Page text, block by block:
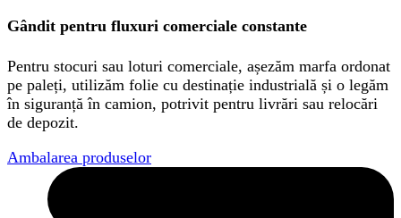
Gândit pentru fluxuri comerciale constante
Pentru stocuri sau loturi comerciale, așezăm marfa ordonat
pe paleți, utilizăm folie cu destinație industrială și o legăm
în siguranță în camion, potrivit pentru livrări sau relocări
de depozit.
Ambalarea produselor